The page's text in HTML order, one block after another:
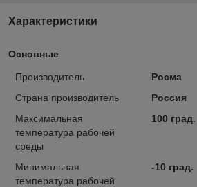
Характеристики
Основные
Производитель
Росма
Страна производитель
Россия
Максимальная
температура рабочей
среды
100 град.
Минимальная
температура рабочей
-10 град.